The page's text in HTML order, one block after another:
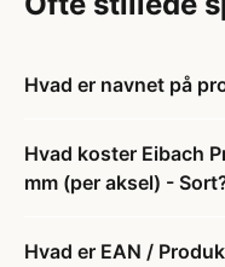
Hvad er navnet på
Hvad koster Eibach
mm (per aksel) -
Hvad er EAN /